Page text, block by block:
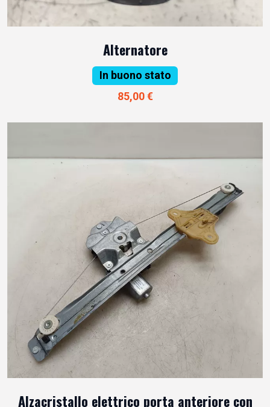
Alternatore
In buono stato
85,00 €
Alzacristallo elettrico porta anteriore con